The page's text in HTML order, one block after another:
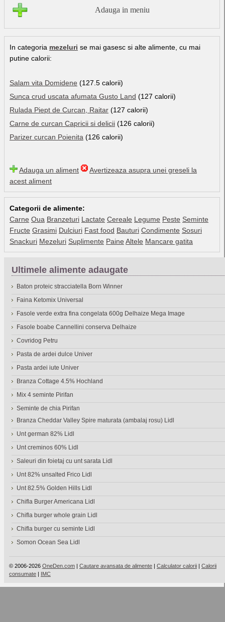
Adauga in meniu
In categoria mezeluri se mai gasesc si alte alimente, cu mai
putine calorii:
Salam vita Domidene (127.5 calorii)
Sunca crud uscata afumata Gusto Land (127 calorii)
Rulada Piept de Curcan, Raitar (127 calorii)
Carne de curcan Capricii si delicii (126 calorii)
Parizer curcan Poienita (126 calorii)
Adauga un aliment
Avertizeaza asupra unei greseli la
acest aliment
Categorii de alimente:
Carne Oua Branzeturi Lactate Cereale Legume Peste Seminte
Fructe Grasimi Dulciuri Fast food Bauturi Condimente Sosuri
Snackuri Mezeluri Suplimente Paine Altele Mancare gatita
Ultimele alimente adaugate
Baton proteic stracciatella Born Winner
Faina Ketomix Universal
Fasole verde extra fina congelata 600g Delhaize Mega Image
Fasole boabe Cannellini conserva Delhaize
Covridog Petru
Pasta de ardei dulce Univer
Pasta ardei iute Univer
Branza Cottage 4.5% Hochland
Mix 4 seminte Pirifan
Seminte de chia Pirifan
Branza Cheddar Valley Spire maturata (ambalaj rosu) Lidl
Unt german 82% Lidl
Unt creminos 60% Lidl
Saleuri din foietaj cu unt sarata Lidl
Unt 82% unsalted Frico Lidl
Unt 82.5% Golden Hills Lidl
Chifla Burger Americana Lidl
Chifla burger whole grain Lidl
Chifla burger cu seminte Lidl
Somon Ocean Sea Lidl
© 2006-2026 OneDen.com | Cautare avansata de alimente | Calculator calorii | Calorii
consumate | IMC